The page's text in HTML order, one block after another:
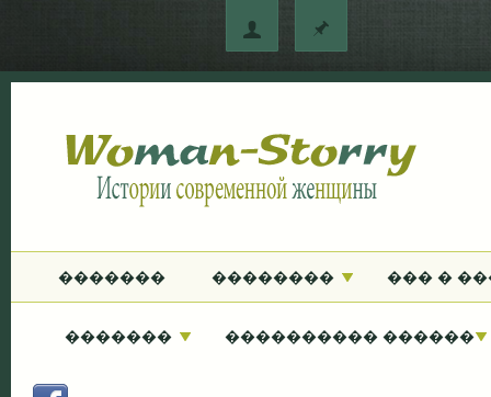
������� �������� ��� �
������� ���������� ������